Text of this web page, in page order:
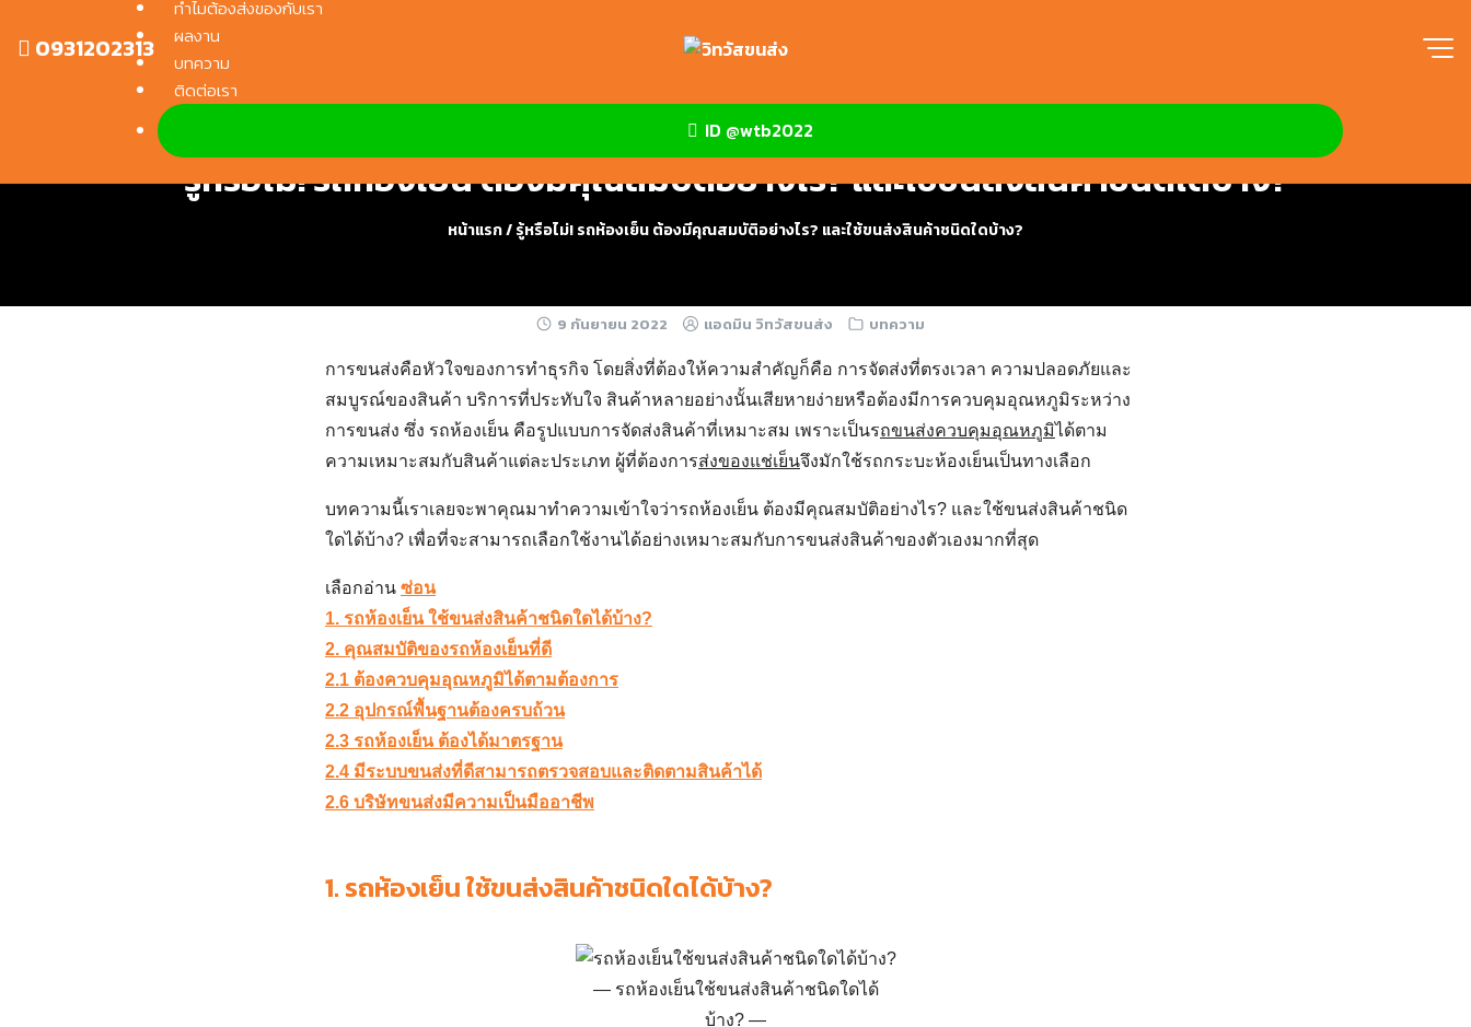
0931202313
ทำไมต้องส่งของกับเรา
ผลงาน
บทความ
ติดต่อเรา
ID @wtb2022
รู้หรือไม่! รถห้องเย็น ต้องมีคุณสมบัติอย่างไร? และใช้ขนส่งสินค้าชนิดใดบ้าง?
หน้าแรก/รู้หรือไม่! รถห้องเย็น ต้องมีคุณสมบัติอย่างไร? และใช้ขนส่งสินค้าชนิดใดบ้าง?
9 กันยายน 2022 แอดมิน วิทวัสขนส่ง บทความ
การขนส่งคือหัวใจของการทำธุรกิจ โดยสิ่งที่ต้องให้ความสำคัญก็คือ การจัดส่งที่ตรงเวลา ความปลอดภัยและ
สมบูรณ์ของสินค้า บริการที่ประทับใจ สินค้าหลายอย่างนั้นเสียหายง่ายหรือต้องมีการควบคุมอุณหภูมิระหว่าง
การขนส่ง ซึ่ง รถห้องเย็น คือรูปแบบการจัดส่งสินค้าที่เหมาะสม เพราะเป็นรถขนส่งควบคุมอุณหภูมิได้ตาม
ความเหมาะสมกับสินค้าแต่ละประเภท ผู้ที่ต้องการส่งของแช่เย็นจึงมักใช้รถกระบะห้องเย็นเป็นทางเลือก
บทความนี้เราเลยจะพาคุณมาทำความเข้าใจว่ารถห้องเย็น ต้องมีคุณสมบัติอย่างไร? และใช้ขนส่งสินค้าชนิด
ใดได้บ้าง? เพื่อที่จะสามารถเลือกใช้งานได้อย่างเหมาะสมกับการขนส่งสินค้าของตัวเองมากที่สุด
เลือกอ่าน ซ่อน
1. รถห้องเย็น ใช้ขนส่งสินค้าชนิดใดได้บ้าง?
2. คุณสมบัติของรถห้องเย็นที่ดี
2.1 ต้องควบคุมอุณหภูมิได้ตามต้องการ
2.2 อุปกรณ์พื้นฐานต้องครบถ้วน
2.3 รถห้องเย็น ต้องได้มาตรฐาน
2.4 มีระบบขนส่งที่ดีสามารถตรวจสอบและติดตามสินค้าได้
2.6 บริษัทขนส่งมีความเป็นมืออาชีพ
1. รถห้องเย็น ใช้ขนส่งสินค้าชนิดใดได้บ้าง?
รถห้องเย็นใช้ขนส่งสินค้าชนิดใดได้
บ้าง?